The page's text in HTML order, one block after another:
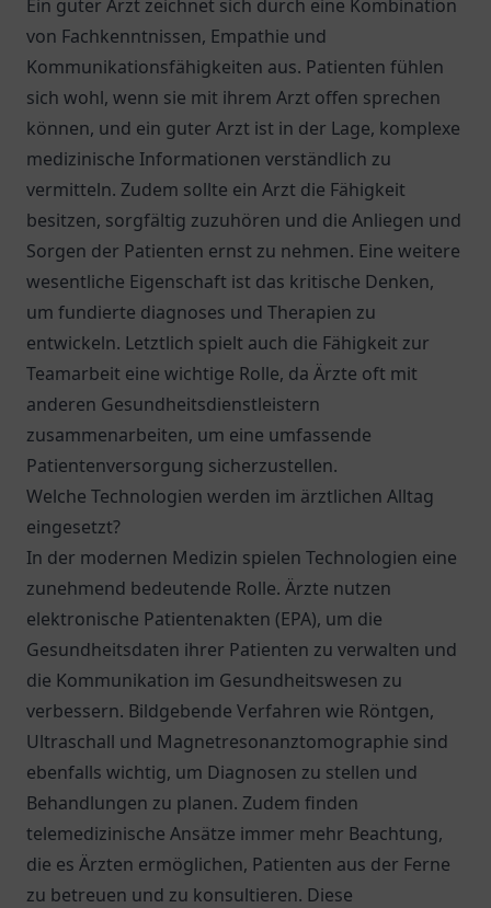
Ein guter Arzt zeichnet sich durch eine Kombination
von Fachkenntnissen, Empathie und
Kommunikationsfähigkeiten aus. Patienten fühlen
sich wohl, wenn sie mit ihrem Arzt offen sprechen
können, und ein guter Arzt ist in der Lage, komplexe
medizinische Informationen verständlich zu
vermitteln. Zudem sollte ein Arzt die Fähigkeit
besitzen, sorgfältig zuzuhören und die Anliegen und
Sorgen der Patienten ernst zu nehmen. Eine weitere
wesentliche Eigenschaft ist das kritische Denken,
um fundierte diagnoses und Therapien zu
entwickeln. Letztlich spielt auch die Fähigkeit zur
Teamarbeit eine wichtige Rolle, da Ärzte oft mit
anderen Gesundheitsdienstleistern
zusammenarbeiten, um eine umfassende
Patientenversorgung sicherzustellen.
Welche Technologien werden im ärztlichen Alltag
eingesetzt?
In der modernen Medizin spielen Technologien eine
zunehmend bedeutende Rolle. Ärzte nutzen
elektronische Patientenakten (EPA), um die
Gesundheitsdaten ihrer Patienten zu verwalten und
die Kommunikation im Gesundheitswesen zu
verbessern. Bildgebende Verfahren wie Röntgen,
Ultraschall und Magnetresonanztomographie sind
ebenfalls wichtig, um Diagnosen zu stellen und
Behandlungen zu planen. Zudem finden
telemedizinische Ansätze immer mehr Beachtung,
die es Ärzten ermöglichen, Patienten aus der Ferne
zu betreuen und zu konsultieren. Diese